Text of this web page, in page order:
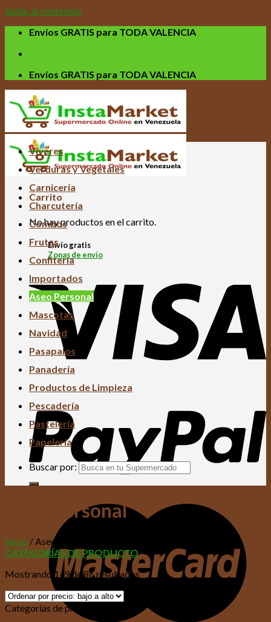
Saltar al contenido
Envíos GRATIS para TODA VALENCIA
Envíos GRATIS para TODA VALENCIA
Carrito
No hay productos en el carrito.
Envío gratis
Zonas de envío
Víveres
Verduras y Vegetales
Carnicería
Charcutería
Combos
Frutas
Confitería
Importados
Aseo Personal
Mascotas
Navidad
Pasapalos
Panadería
Productos de Limpieza
Pescadería
Pastelería
Papelería
Buscar por:
Aseo Personal
Inicio /Aseo Personal
CATEGORÍAS DE PRODUCTO
Mostrando 1–9 de 86 resultados
Categorías de productos